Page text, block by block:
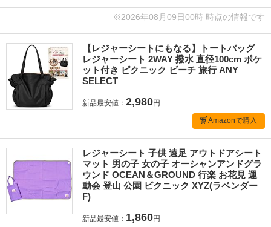
※2026年08月09日00時 時点の情報です
【レジャーシートにもなる】トートバッグ
レジャーシート 2WAY 撥水 直径100cm ポケ
ット付き ピクニック ビーチ 旅行 ANY
SELECT
新品最安値： 2,980円
Amazonで購入
レジャーシート 子供 遠足 アウトドアシート
マット 男の子 女の子 オーシャンアンドグラ
ウンド OCEAN＆GROUND 行楽 お花見 運
動会 登山 公園 ピクニック XYZ(ラベンダー
F)
新品最安値： 1,860円